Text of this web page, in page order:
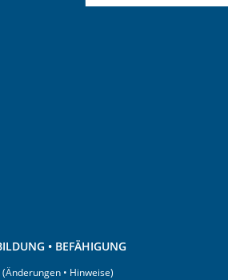
• BEFÄHIGUNG
(Änderungen • Hinweise)